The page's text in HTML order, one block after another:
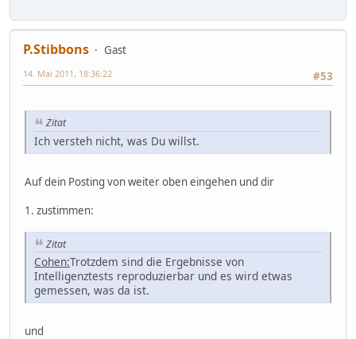
P.Stibbons
Gast
#53
14. Mai 2011, 18:36:22
Zitat
Ich versteh nicht, was Du willst.
Auf dein Posting von weiter oben eingehen und dir
1. zustimmen:
Zitat
Cohen:Trotzdem sind die Ergebnisse von
Intelligenztests reproduzierbar und es wird etwas
gemessen, was da ist.
und